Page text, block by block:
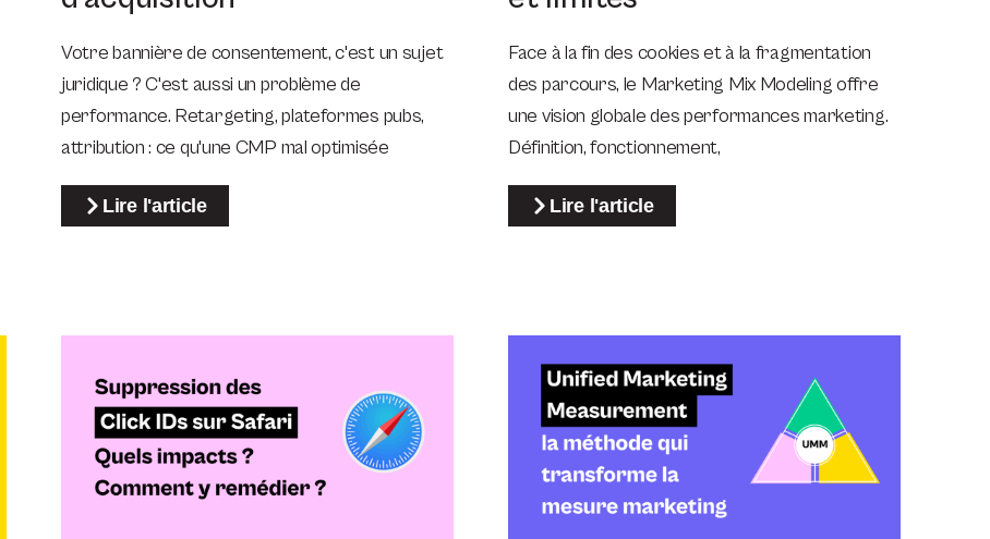
Votre bannière de consentement, c'est un sujet
juridique ? C'est aussi un problème de
performance. Retargeting, plateformes pubs,
attribution : ce qu'une CMP mal optimisée
Lire l'article
Face à la fin des cookies et à la fragmentation
des parcours, le Marketing Mix Modeling offre
une vision globale des performances marketing.
Définition, fonctionnement,
Lire l'article